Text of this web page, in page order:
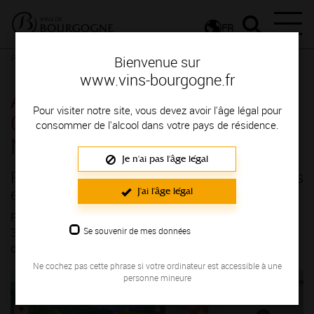
Bienvenue sur
www.vins-bourgogne.fr
Pour visiter notre site, vous devez avoir l'âge légal pour
consommer de l'alcool dans votre pays de résidence.
Je n'ai pas l'âge légal
J'ai l'âge légal
Se souvenir de mes données
Ne cochez pas cette phrase si votre ordinateur est accessible à une
personne mineure
FR
Dernières nouvelles Dernières nouvelles détail
Actualités - Réouverture des
Cités des Climats à Chablis et
Mâcon le 4 avril !
Réouverture des Cités des Climats à Chablis
et Mâcon le 4 avril !
3 Cités proposent jeux de piste, ateliers créatifs et